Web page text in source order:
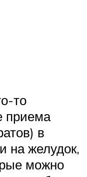
то
приема
в
на желудок,
можно